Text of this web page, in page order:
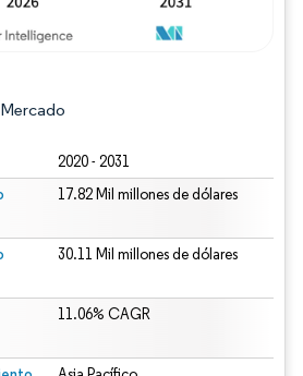
2020 - 2031
17.82 Mil millones de dólares
30.11 Mil millones de dólares
11.06% CAGR